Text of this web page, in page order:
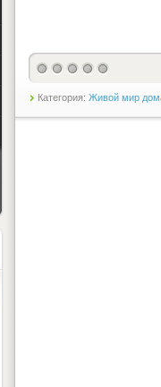
Категория: Живой мир